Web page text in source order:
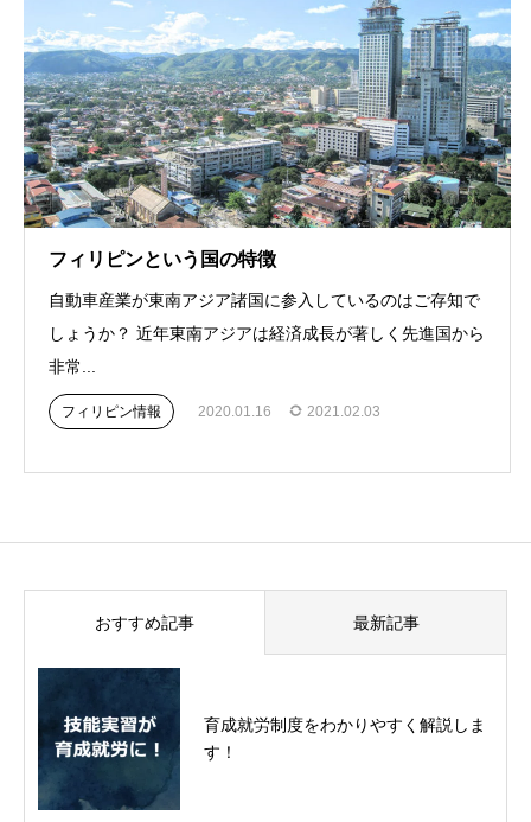
フィリピンという国の特徴
自動車産業が東南アジア諸国に参入しているのはご存知で
しょうか？ 近年東南アジアは経済成長が著しく先進国から
非常...
フィリピン情報 2020.01.16 2021.02.03
おすすめ記事 最新記事
育成就労制度をわかりやすく解説しま
す！